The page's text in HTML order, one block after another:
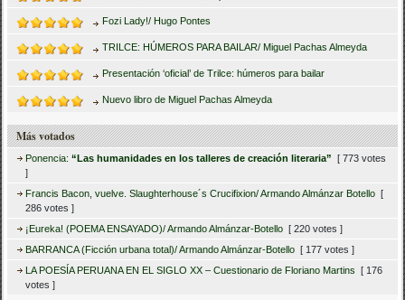
Fozi Lady!/ Hugo Pontes
TRILCE: HÚMEROS PARA BAILAR/ Miguel Pachas Almeyda
Presentación ‘oficial’ de Trilce: húmeros para bailar
Nuevo libro de Miguel Pachas Almeyda
Más votados
Ponencia:“Las humanidades en los talleres de creación literaria” [ 773 votes
]
Francis Bacon, vuelve. Slaughterhouse´s Crucifixion/ Armando Almánzar Botello [
286 votes ]
¡Eureka! (POEMA ENSAYADO)/ Armando Almánzar-Botello [ 220 votes ]
BARRANCA (Ficción urbana total)/ Armando Almánzar-Botello [ 177 votes ]
LA POESÍA PERUANA EN EL SIGLO XX – Cuestionario de Floriano Martins [ 176
votes ]